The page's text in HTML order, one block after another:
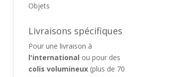
Objets
Livraisons spécifiques
Pour une livraison à
l'international ou pour des
colis volumineux (plus de 70